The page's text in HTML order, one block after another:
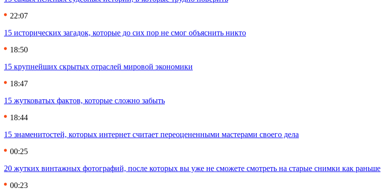
22:07
15 исторических загадок, которые до сих пор не смог объяснить никто
18:50
15 крупнейших скрытых отраслей мировой экономики
18:47
15 жутковатых фактов, которые сложно забыть
18:44
15 знаменитостей, которых интернет считает переоцененными мастерами своего дела
00:25
20 жутких винтажных фотографий, после которых вы уже не сможете смотреть на старые снимки как раньше
00:23